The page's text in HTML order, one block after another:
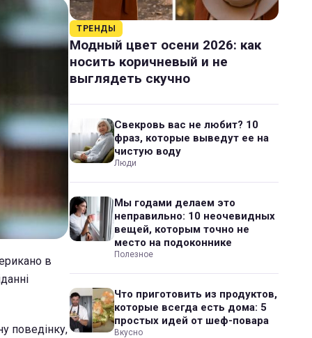
в
поведінку,
ТРЕНДЫ
Модный цвет осени 2026: как
носить коричневый и не
выглядеть скучно
Свекровь вас не любит? 10
фраз, которые выведут ее на
чистую воду
Люди
Мы годами делаем это
неправильно: 10 неочевидных
вещей, которым точно не
место на подоконнике
Полезное
Что приготовить из продуктов,
которые всегда есть дома: 5
простых идей от шеф-повара
Вкусно